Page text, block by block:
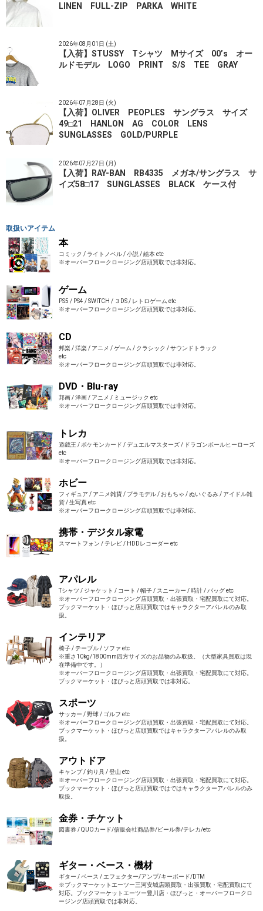
LINEN FULL-ZIP PARKA WHITE
2026年08月01日 (土)
【入荷】STUSSY Tシャツ Mサイズ 00’s オー
ルドモデル LOGO PRINT S/S TEE GRAY
2026年07月28日 (火)
【入荷】OLIVER PEOPLES サングラス サイズ
49□21 HANLON AG COLOR LENS
SUNGLASSES GOLD/PURPLE
2026年07月27日 (月)
【入荷】RAY-BAN RB4335 メガネ/サングラス サ
イズ58□17 SUNGLASSES BLACK ケース付
取扱いアイテム
本
コミック / ライトノベル / 小説 / 絵本 etc
※オーバーフロークロージング店頭買取では非対応。
ゲーム
PS5 / PS4 / SWITCH / ３DS / レトロゲーム etc
※オーバーフロークロージング店頭買取では非対応。
CD
邦楽 / 洋楽 / アニメ / ゲーム / クラシック / サウンドトラック
etc
※オーバーフロークロージング店頭買取では非対応。
DVD・Blu-ray
邦画 / 洋画 / アニメ / ミュージック etc
※オーバーフロークロージング店頭買取では非対応。
トレカ
遊戯王 / ポケモンカード / デュエルマスターズ / ドラゴンボールヒーローズ
etc
※オーバーフロークロージング店頭買取では非対応。
ホビー
フィギュア / アニメ雑貨 / プラモデル / おもちゃ / ぬいぐるみ / アイドル雑
貨 / 生写真 etc
※オーバーフロークロージング店頭買取では非対応。
携帯・デジタル家電
スマートフォン / テレビ / HDDレコーダー etc
アパレル
Tシャツ / ジャケット / コート / 帽子 / スニーカー / 時計 / バッグ etc
※オーバーフロークロージング店頭買取・出張買取・宅配買取にて対応。
ブックマーケット・ほびっと店頭買取ではキャラクターアパレルのみ取
扱。
インテリア
椅子 / テーブル / ソファ etc
※重さ10kg/1800mm四方サイズのお品物のみ取扱。（大型家具買取は現
在準備中です。）
※オーバーフロークロージング店頭買取・出張買取・宅配買取にて対応。
ブックマーケット・ほびっと店頭買取では非対応。
スポーツ
サッカー / 野球 / ゴルフ etc
※オーバーフロークロージング店頭買取・出張買取・宅配買取にて対応。
ブックマーケット・ほびっと店頭買取ではキャラクターアパレルのみ取
扱。
アウトドア
キャンプ / 釣り具 / 登山 etc
※オーバーフロークロージング店頭買取・出張買取・宅配買取にて対応。
ブックマーケット・ほびっと店頭買取ではではキャラクターアパレルのみ
取扱。
金券・チケット
図書券 / QUOカード/信販会社商品券/ビール券/テレカ/etc
ギター・ベース・機材
ギター / ベース / エフェクター/アンプ/キーボード/DTM
※ブックマーケットエーツー三河安城店頭買取・出張買取・宅配買取にて
対応。ブックマーケットエーツー豊川店・ほびっと・オーバーフロークロ
ージング店頭買取では非対応。